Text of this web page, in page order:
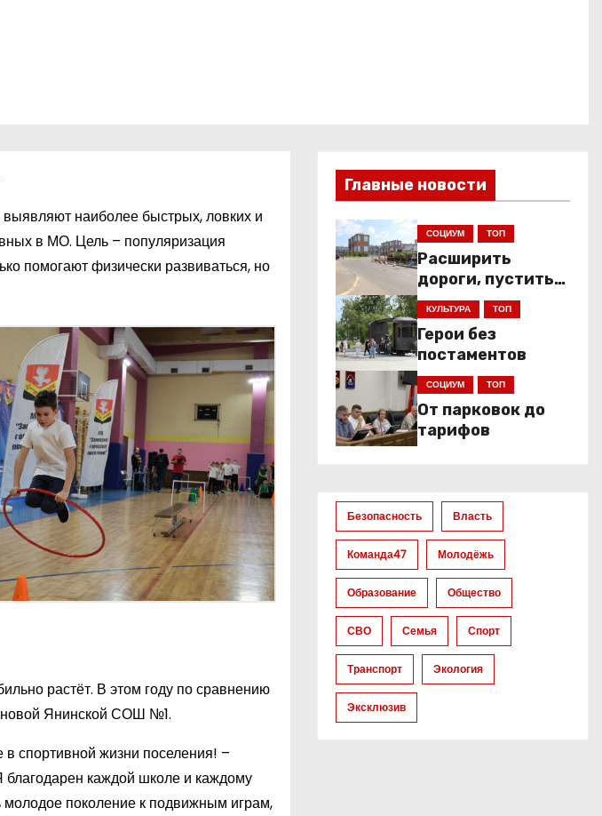
наиболее быстрых, ловких и
в МО. Цель – популяризация
помогают физически развиваться, но
растёт. В этом году по сравнению
новой Янинской СОШ №1.
в спортивной жизни поселения! –
благодарен каждой школе и каждому
молодое поколение к подвижным играм,
Главные новости
СОЦИУМ ТОП
Расширить
дороги, пустить
низкопольники
КУЛЬТУРА ТОП
Герои без
постаментов
СОЦИУМ ТОП
От парковок до
тарифов
Безопасность Власть
Команда47 Молодёжь
Образование Общество
СВО Семья Спорт
Транспорт Экология
Эксклюзив